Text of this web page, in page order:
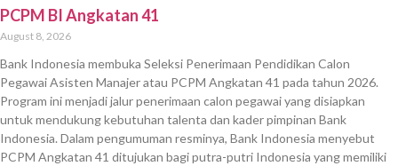
PCPM BI Angkatan 41
August 8, 2026
Bank Indonesia membuka Seleksi Penerimaan Pendidikan Calon
Pegawai Asisten Manajer atau PCPM Angkatan 41 pada tahun 2026.
Program ini menjadi jalur penerimaan calon pegawai yang disiapkan
untuk mendukung kebutuhan talenta dan kader pimpinan Bank
Indonesia. Dalam pengumuman resminya, Bank Indonesia menyebut
PCPM Angkatan 41 ditujukan bagi putra-putri Indonesia yang memiliki